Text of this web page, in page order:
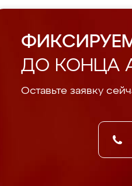
ДО КОНЦА
Оставьте заявку